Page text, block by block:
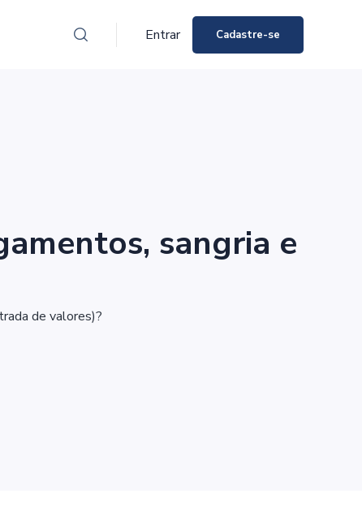
Entrar Cadastre-se
sangria e
de valores)?